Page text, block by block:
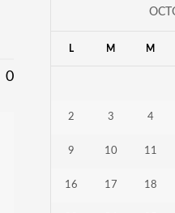
0
L M M
2 3 4
9 10 11
16 17 18